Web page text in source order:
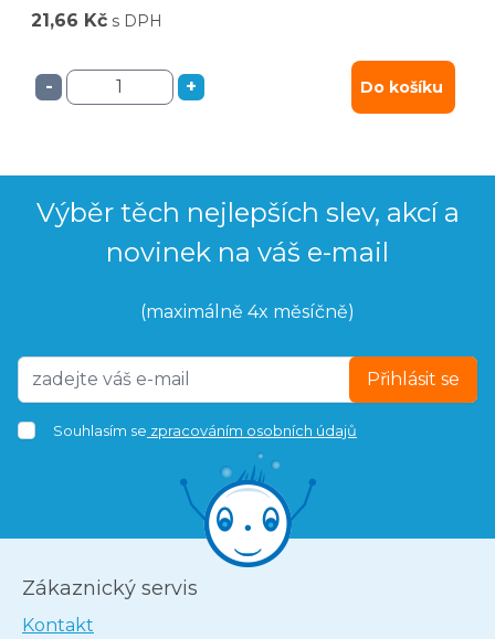
21,66 Kč s DPH
- + Do košíku
Výběr těch nejlepších slev, akcí a
novinek na váš e-mail
(maximálně 4x měsíčně)
Přihlásit se
Souhlasím se zpracováním osobních údajů
Zákaznický servis
Kontakt